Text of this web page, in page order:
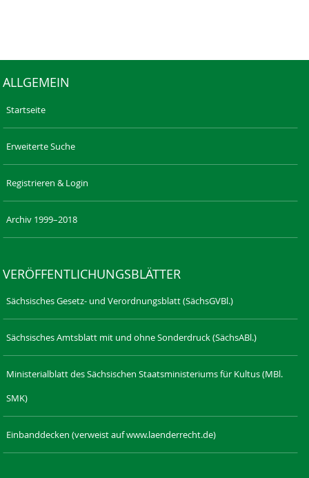
ALLGEMEIN
Startseite
Erweiterte Suche
Registrieren & Login
Archiv 1999–2018
VERÖFFENTLICHUNGSBLÄTTER
Sächsisches Gesetz- und Verordnungsblatt (SächsGVBl.)
Sächsisches Amtsblatt mit und ohne Sonderdruck (SächsABl.)
Ministerialblatt des Sächsischen Staatsministeriums für Kultus (MBl.
SMK)
Einbanddecken (verweist auf www.laenderrecht.de)